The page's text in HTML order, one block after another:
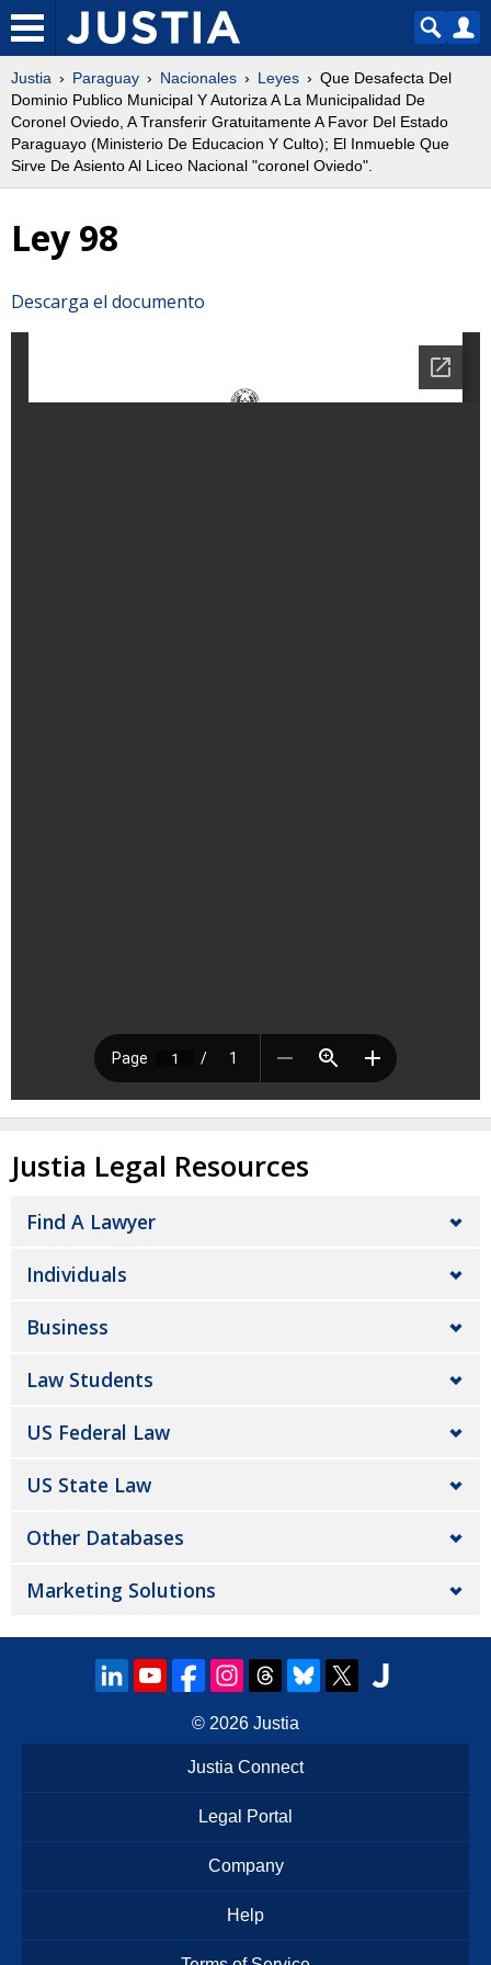
Justia Paraguay Nacionales Leyes
Que Desafecta Del
Dominio Publico Municipal Y Autoriza A La Municipalidad De
Coronel Oviedo, A Transferir Gratuitamente A Favor Del Estado
Paraguayo (Ministerio De Educacion Y Culto); El Inmueble Que
Sirve De Asiento Al Liceo Nacional "coronel Oviedo".
Ley 98
Descarga el documento
Justia Legal Resources
Find A Lawyer
Individuals
Business
Law Students
US Federal Law
US State Law
Other Databases
Marketing Solutions
© 2026 Justia
Justia Connect
Legal Portal
Company
Help